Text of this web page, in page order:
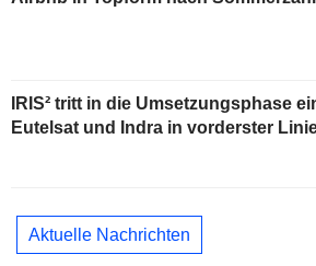
IRIS² tritt in die Umsetzungsphase
Eutelsat und Indra in vorderster
Aktuelle Nachrichten